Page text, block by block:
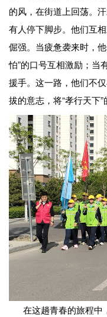
的风，在街道上回荡。
有人停下脚步。他们互
倔强。当疲惫袭来时，
怕”的口号互相激励；当
援手。这一路，他们不
拔的意志，将“孝行天下
在这趟青春的旅程中